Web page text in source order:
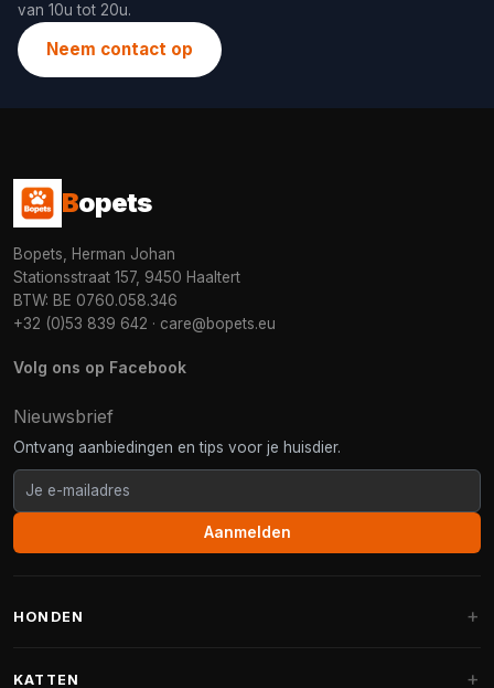
van 10u tot 20u.
Neem contact op
Bopets
Bopets, Herman Johan
Stationsstraat 157, 9450 Haaltert
BTW: BE 0760.058.346
+32 (0)53 839 642 · care@bopets.eu
Volg ons op Facebook
Nieuwsbrief
Ontvang aanbiedingen en tips voor je huisdier.
Aanmelden
HONDEN
KATTEN